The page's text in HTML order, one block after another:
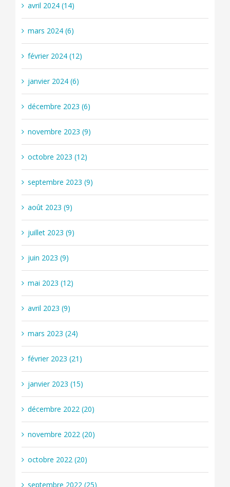
avril 2024 (14)
mars 2024 (6)
février 2024 (12)
janvier 2024 (6)
décembre 2023 (6)
novembre 2023 (9)
octobre 2023 (12)
septembre 2023 (9)
août 2023 (9)
juillet 2023 (9)
juin 2023 (9)
mai 2023 (12)
avril 2023 (9)
mars 2023 (24)
février 2023 (21)
janvier 2023 (15)
décembre 2022 (20)
novembre 2022 (20)
octobre 2022 (20)
septembre 2022 (25)